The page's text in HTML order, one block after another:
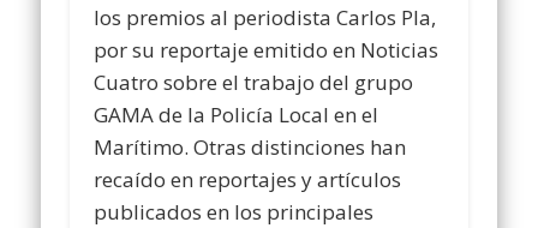
los premios al periodista Carlos Pla,
por su reportaje emitido en Noticias
Cuatro sobre el trabajo del grupo
GAMA de la Policía Local en el
Marítimo. Otras distinciones han
recaído en reportajes y artículos
publicados en los principales